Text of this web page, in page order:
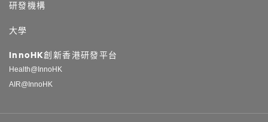
研發機構
大學
InnoHK創新香港研發平台
Health@InnoHK
AIR@InnoHK